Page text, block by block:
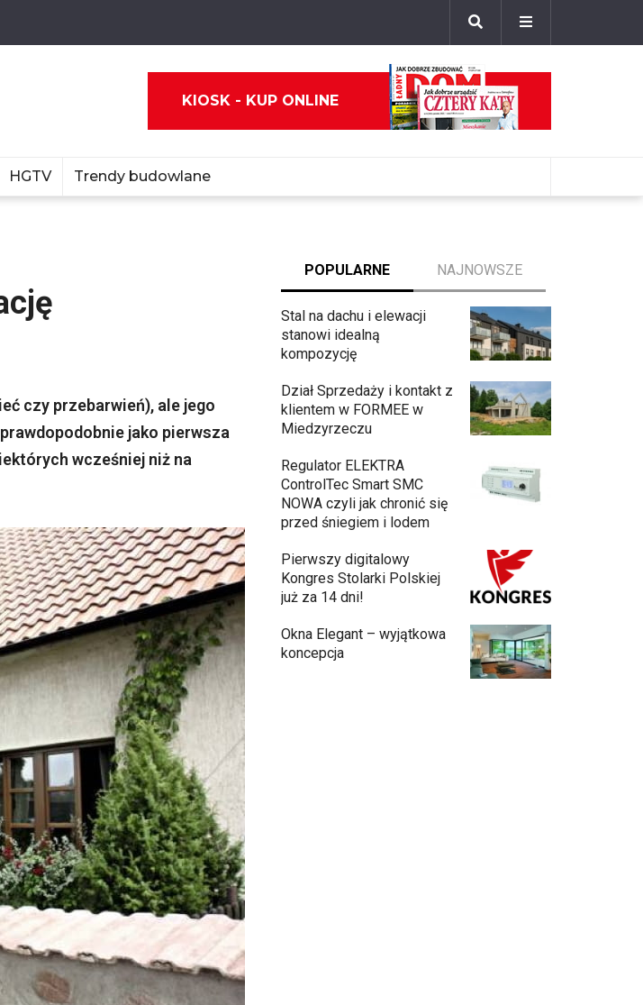
KIOSK - KUP ONLINE
HGTV Trendy budowlane
czy przebarwień), ale jego
jako pierwsza
wcześniej niż na
POPULARNE NAJNOWSZE
Stal na dachu i elewacji
stanowi idealną
kompozycję
Dział Sprzedaży i kontakt z
klientem w FORMEE w
Miedzyrzeczu
Regulator ELEKTRA
ControlTec Smart SMC
NOWA czyli jak chronić się
przed śniegiem i lodem
Pierwszy digitalowy
Kongres Stolarki Polskiej
już za 14 dni!
Okna Elegant – wyjątkowa
koncepcja